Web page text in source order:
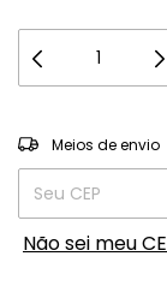
Entregas para o
Meios de envio
Não sei meu